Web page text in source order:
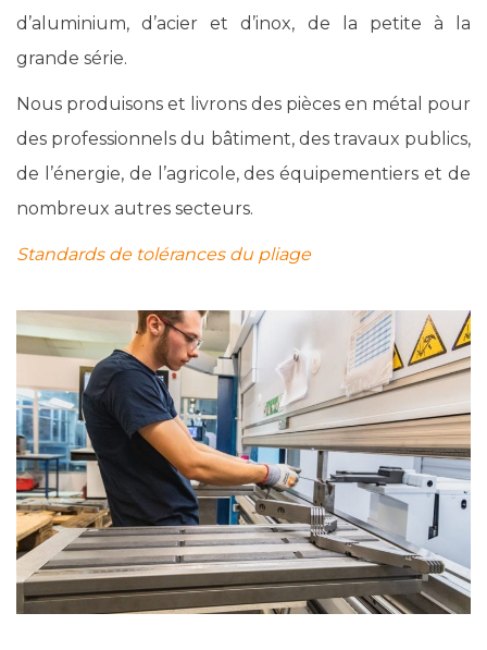
d’aluminium, d’acier et d’inox, de la petite à la
grande série.
Nous produisons et livrons des pièces en métal pour
des professionnels du bâtiment, des travaux publics,
de l’énergie, de l’agricole, des équipementiers et de
nombreux autres secteurs.
Standards de tolérances du pliage